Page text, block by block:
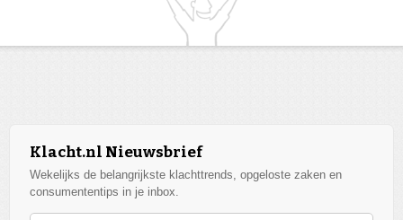
Klacht.nl Nieuwsbrief
Wekelijks de belangrijkste klachttrends, opgeloste zaken en
consumententips in je inbox.